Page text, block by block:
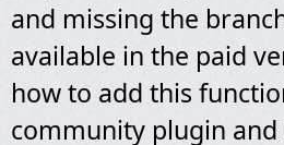
and missing the
available in the paid
how to add this
community plugin and